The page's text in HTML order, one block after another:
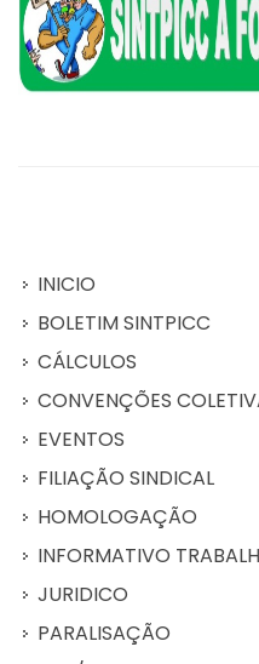
INICIO
BOLETIM SINTPICC
CÁLCULOS
CONVENÇÕES
EVENTOS
FILIAÇÃO SINDICAL
HOMOLOGAÇÃO
INFORMATIVO
JURIDICO
PARALISAÇÃO